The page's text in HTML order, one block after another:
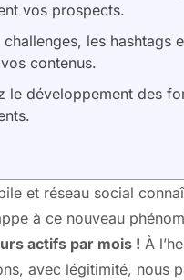
vos prospects.
les hashtags
contenus.
le développement des
et réseau social
à ce nouveau
actifs par mois ! À
avec légitimité, nous